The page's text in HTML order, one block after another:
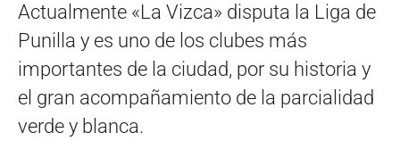
Actualmente «La Vizca» disputa la Liga de
Punilla y es uno de los clubes más
importantes de la ciudad, por su historia y
el gran acompañamiento de la parcialidad
verde y blanca.